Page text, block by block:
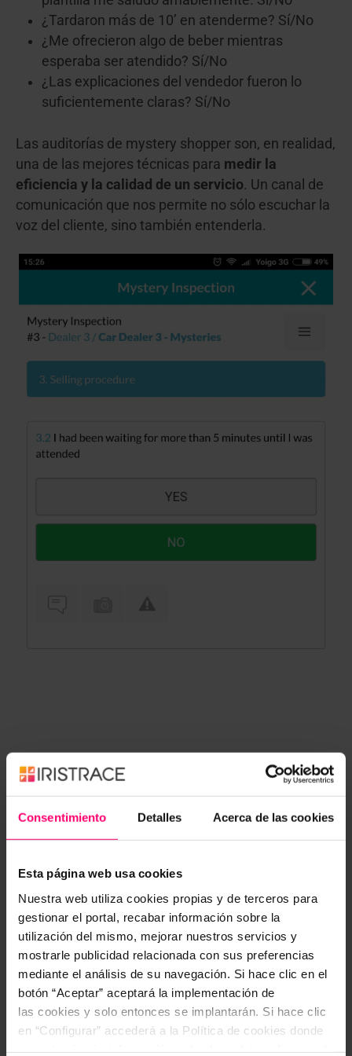
Consentimiento Detalles Acerca de las cookies
Esta página web usa cookies
Nuestra web utiliza cookies propias y de terceros para
gestionar el portal, recabar información sobre la
utilización del mismo, mejorar nuestros servicios y
mostrarle publicidad relacionada con sus preferencias
mediante el análisis de su navegación. Si hace clic en el
botón “Aceptar” aceptará la implementación de
las cookies y solo entonces se implantarán. Si hace clic
en “Configurar” accederá a la Política de cookies donde
¿Tardaron más de 10’ en atenderme? Sí/No
¿Me ofrecieron algo de beber mientras
esperaba ser atendido? Sí/No
¿Las explicaciones del vendedor fueron lo
suficientemente claras? Sí/No
Las auditorías de mystery shopper son, en realidad,
una de las mejores técnicas para medir la
eficiencia y la calidad de un servicio. Un canal de
comunicación que nos permite no sólo escuchar la
voz del cliente, sino también entenderla.
Diseñar
shopper
descubrir la verdadera experiencia que los clientes
tienen con tu marca.
Es decir, podrás conocer de primera mano si los
vendedores de una red concesionarios (si
seguimos con el ejemplo anterior) atienden de
manera correcta en todas las localizaciones. Si les